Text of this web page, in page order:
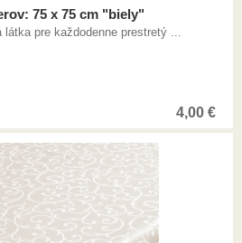
75 x 75 cm "biely"
pre každodenne prestretý ...
4,00 €